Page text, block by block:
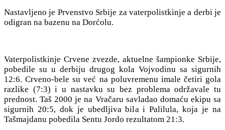
Nastavljeno je Prvenstvo Srbije za vaterpolistkinje a derbi je
odigran na bazenu na Dorćolu.
Vaterpolistkinje Crvene zvezde, aktuelne šampionke Srbije,
pobedile su u derbiju drugog kola Vojvodinu sa sigurnih
12:6. Crveno-bele su već na poluvremenu imale četiri gola
razlike (7:3) i u nastavku su bez problema održavale tu
prednost. Taš 2000 je na Vračaru savladao domaću ekipu sa
sigurnih 20:5, dok je ubedljiva bila i Palilula, koja je na
Tašmajdanu pobedila Sentu Jordo rezultatom 21:3.